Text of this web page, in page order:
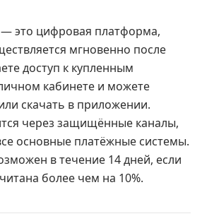
— это цифровая платформа,
мгновенно после
доступ к купленным
кабинете и можете
скачать в приложении.
через защищённые каналы,
основные платёжные системы.
в течение 14 дней, если
более чем на 10%.